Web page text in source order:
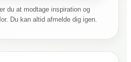
du at modtage inspiration og
Du kan altid afmelde dig igen.